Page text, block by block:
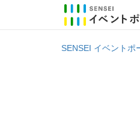
SENSEI イベントポ